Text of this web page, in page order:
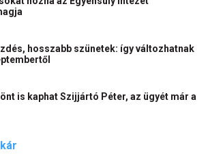
hosszabb szünetek: így változhatnak
is kaphat Szijjártó Péter, az ügyét már a